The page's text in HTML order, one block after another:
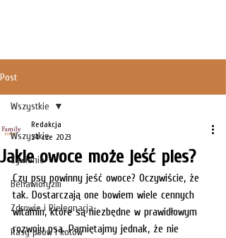
Post
Wszystkie
Żywienie
Behawioryzm
Zdrowie i Pielęgnacja
Rasy psów i kotów
Wszystkie
Jakie owoce może jeść pies?
Redakcja
24 cze 2023
Czy psy powinny jeść owoce? Oczywiście, że
tak. Dostarczają one bowiem wiele cennych
witamin, które są niezbędne w prawidłowym
rozwoju psa. Pamiętajmy jednak, że nie